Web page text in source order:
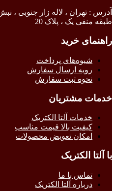
آدرس : تهران ، لاله زار جنوبی ،
طبقه منفی یک ، پلاک 20
راهنمای خرید
شیوه‌های پرداخت
رویه ارسال سفارش
نحوه ثبت سفارش
خدمات مشتریان
خدمات آلتا الکتریک
کیفیت بالا قیمت مناسب
امکان تعویض محصولات
با آلتا الکتریک
تماس با ما
درباره آلتا الکتریک